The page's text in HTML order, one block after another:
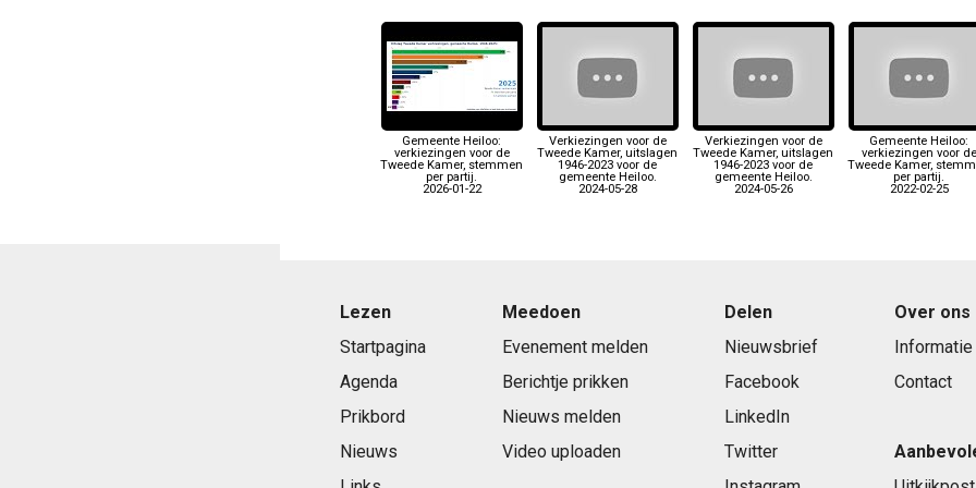
Gemeente Heiloo:
verkiezingen voor de
Tweede Kamer, stemmen
per partij.
2026-01-22
Verkiezingen voor de
Tweede Kamer, uitslagen
1946-2023 voor de
gemeente Heiloo.
2024-05-28
Verkiezingen voor de
Tweede Kamer, uitslagen
1946-2023 voor de
gemeente Heiloo.
2024-05-26
Gemeente Heiloo:
verkiezingen voor de
Tweede Kamer,
per partij.
2022-02-25
Lezen
Startpagina
Agenda
Prikbord
Nieuws
Meedoen
Evenement melden
Berichtje prikken
Nieuws melden
Video uploaden
Delen
Nieuwsbrief
Facebook
LinkedIn
Twitter
Over ons
Informatie
Contact